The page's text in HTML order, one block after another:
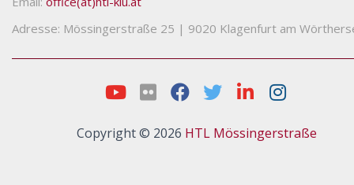
Adresse: Mössingerstraße 25 | 9020 Klagenfurt am
Copyright © 2026 HTL Mössingerstraße